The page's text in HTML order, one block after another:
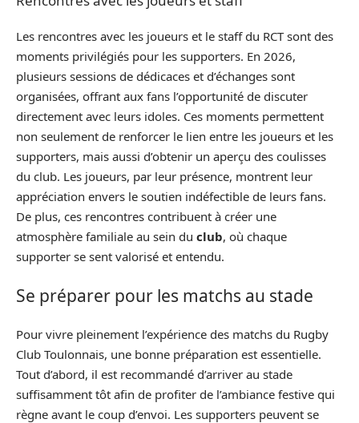
Les rencontres avec les joueurs et le staff du RCT sont des
moments privilégiés pour les supporters. En 2026,
plusieurs sessions de dédicaces et d’échanges sont
organisées, offrant aux fans l’opportunité de discuter
directement avec leurs idoles. Ces moments permettent
non seulement de renforcer le lien entre les joueurs et les
supporters, mais aussi d’obtenir un aperçu des coulisses
du club. Les joueurs, par leur présence, montrent leur
appréciation envers le soutien indéfectible de leurs fans.
De plus, ces rencontres contribuent à créer une
atmosphère familiale au sein du club, où chaque
supporter se sent valorisé et entendu.
Se préparer pour les matchs au stade
Pour vivre pleinement l’expérience des matchs du Rugby
Club Toulonnais, une bonne préparation est essentielle.
Tout d’abord, il est recommandé d’arriver au stade
suffisamment tôt afin de profiter de l’ambiance festive qui
règne avant le coup d’envoi. Les supporters peuvent se